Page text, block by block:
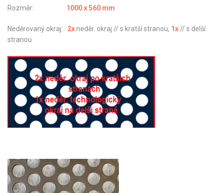
Rozměr: 1000 x 560 mm
Neděrovaný okraj: 2xneděr. okraj // s kratší stranou, 1x // s delší
stranou